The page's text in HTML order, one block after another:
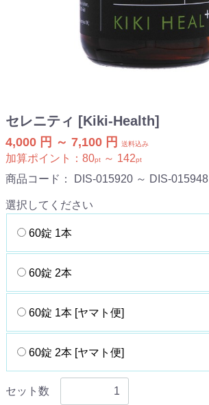
セレニティ [Kiki-Health]
4,000 円 ～ 7,100 円 送料込み
加算ポイント： 80pt ～ 142pt
商品コード： DIS-015920 ～ DIS-015948
選択してください
60錠 1本
60錠 2本
60錠 1本 [ヤマト便]
60錠 2本 [ヤマト便]
セット数